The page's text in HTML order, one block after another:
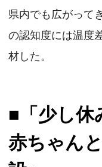
県内でも広がって
の認知度には温度
材した。
■「少し休
赤ちゃん